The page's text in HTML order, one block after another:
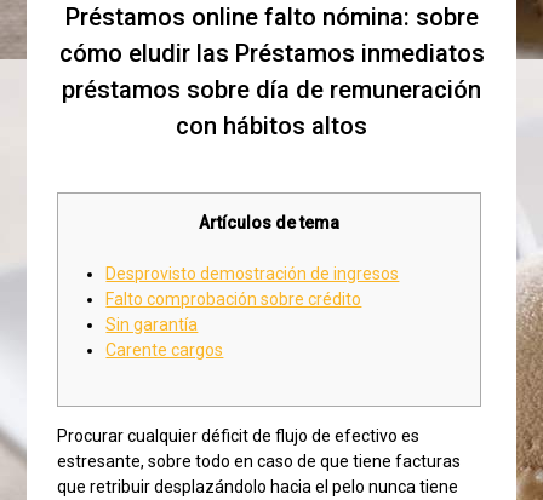
Préstamos online falto nómina: sobre
cómo eludir las Préstamos inmediatos
préstamos sobre día de remuneración
con hábitos altos
Artículos de tema
Desprovisto demostración de ingresos
Falto comprobación sobre crédito
Sin garantía
Carente cargos
Procurar cualquier déficit de flujo de efectivo es
estresante, sobre todo en caso de que tiene facturas
que retribuir desplazándolo hacia el pelo nunca tiene